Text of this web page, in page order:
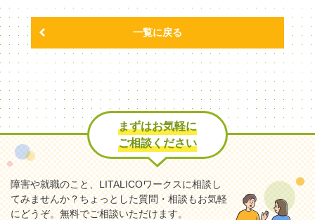
一覧に戻る
まずはお気軽に
ご相談ください
障害や就職のこと、LITALICOワークスに相談し
てみませんか？ちょっとした質問・相談もお気軽
にどうぞ。無料でご相談いただけます。